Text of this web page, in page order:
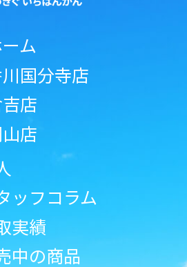
ム
国分寺店
店
店
ッフコラム
実績
中の商品